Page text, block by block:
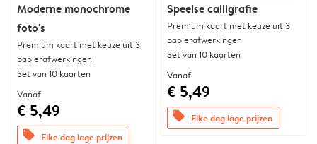
Moderne monochrome
foto's
Premium kaart met keuze uit 3
papierafwerkingen
Set van 10 kaarten
Vanaf
€ 5,49
offers Elke dag lage prijzen
Speelse calligrafie
Premium kaart met keuze uit 3
papierafwerkingen
Set van 10 kaarten
Vanaf
€ 5,49
offers Elke dag lage prijzen